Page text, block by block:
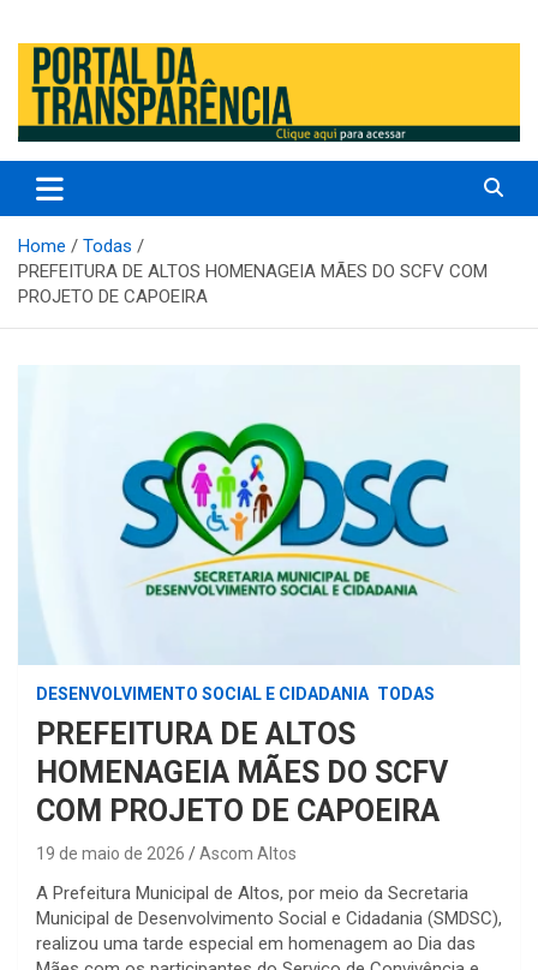
Prefeitura Municipal de Altos /
PI
Home
Todas
PREFEITURA DE ALTOS HOMENAGEIA MÃES DO SCFV COM
PROJETO DE CAPOEIRA
DESENVOLVIMENTO SOCIAL E CIDADANIA TODAS
PREFEITURA DE ALTOS
HOMENAGEIA MÃES DO SCFV
COM PROJETO DE CAPOEIRA
19 de maio de 2026 Ascom Altos
A Prefeitura Municipal de Altos, por meio da Secretaria
Municipal de Desenvolvimento Social e Cidadania (SMDSC),
realizou uma tarde especial em homenagem ao Dia das